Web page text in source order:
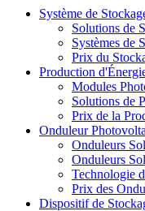
Système de
Solutions de
Systèmes de
Prix du
Production
Modules
Solutions de
Prix de la
Onduleur
Onduleurs
Onduleurs
Technologie
Prix des
Dispositif de